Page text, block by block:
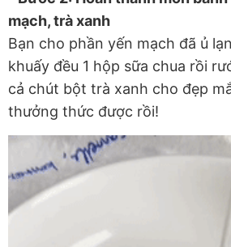
mạch, trà xanh
Bạn cho phần yến mạch đã ủ
khuấy đều 1 hộp sữa chua rồi
cả chút bột trà xanh cho đẹp
thưởng thức được rồi!